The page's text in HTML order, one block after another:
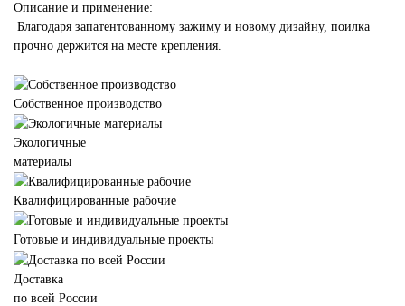
Описание и применение:
Благодаря запатентованному зажиму и новому дизайну, поилка
прочно держится на месте крепления.
Собственное производство
Экологичные
материалы
Квалифицированные рабочие
Готовые и индивидуальные проекты
Доставка
по всей России